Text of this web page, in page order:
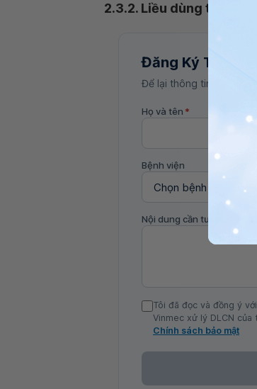
2.3.2. Liều dùng thuốc
Đăng Ký Tư Vấn
Để lại thông tin, bác sĩ
Họ và tên *
Bệnh viện
Nội dung cần tư vấn
Tôi đã đọc và đồng ý
Vinmec xử lý DLCN
Chính sách bảo mật